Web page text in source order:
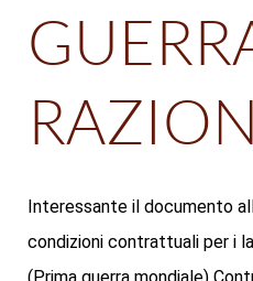
Interessante il documento
condizioni contrattuali per i